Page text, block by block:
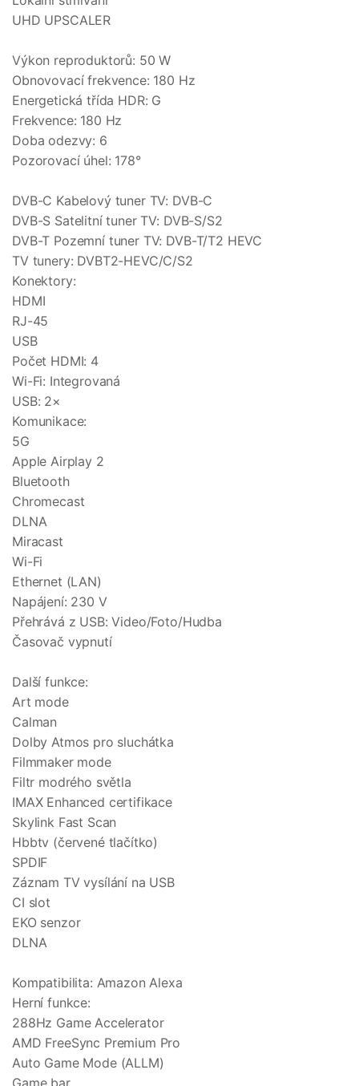
UHD UPSCALER
Výkon reproduktorů: 50 W
Obnovovací frekvence: 180 Hz
Energetická třída HDR: G
Frekvence: 180 Hz
Doba odezvy: 6
Pozorovací úhel: 178°
DVB-C Kabelový tuner TV: DVB-C
DVB-S Satelitní tuner TV: DVB-S/S2
DVB-T Pozemní tuner TV: DVB-T/T2 HEVC
TV tunery: DVBT2-HEVC/C/S2
Konektory:
HDMI
RJ-45
USB
Počet HDMI: 4
Wi-Fi: Integrovaná
USB: 2×
Komunikace:
5G
Apple Airplay 2
Bluetooth
Chromecast
DLNA
Miracast
Wi-Fi
Ethernet (LAN)
Napájení: 230 V
Přehrává z USB: Video/Foto/Hudba
Časovač vypnutí
Další funkce:
Art mode
Calman
Dolby Atmos pro sluchátka
Filmmaker mode
Filtr modrého světla
IMAX Enhanced certifikace
Skylink Fast Scan
Hbbtv (červené tlačítko)
SPDIF
Záznam TV vysílání na USB
CI slot
EKO senzor
DLNA
Kompatibilita: Amazon Alexa
Herní funkce:
288Hz Game Accelerator
AMD FreeSync Premium Pro
Auto Game Mode (ALLM)